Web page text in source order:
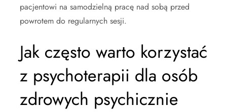
pacjentowi na samodzielną pracę nad sobą przed
powrotem do regularnych sesji.
Jak często warto korzystać
z psychoterapii dla osób
zdrowych psychicznie